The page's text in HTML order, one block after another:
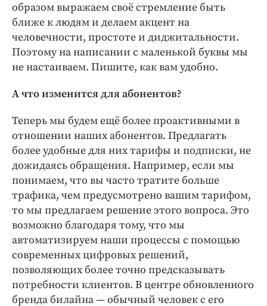
образом выражаем своё стремление быть
ближе к людям и делаем акцент на
человечности, простоте и диджитальности.
Поэтому на написании с маленькой буквы мы
не настаиваем. Пишите, как вам удобно.
А что изменится для абонентов?
Теперь мы будем ещё более проактивными в
отношении наших абонентов. Предлагать
более удобные для них тарифы и подписки, не
дожидаясь обращения. Например, если мы
понимаем, что вы часто тратите больше
трафика, чем предусмотрено вашим тарифом,
то мы предлагаем решение этого вопроса. Это
возможно благодаря тому, что мы
автоматизируем наши процессы с помощью
современных цифровых решений,
позволяющих более точно предсказывать
потребности клиентов. В центре обновленного
бренда билайна — обычный человек с его